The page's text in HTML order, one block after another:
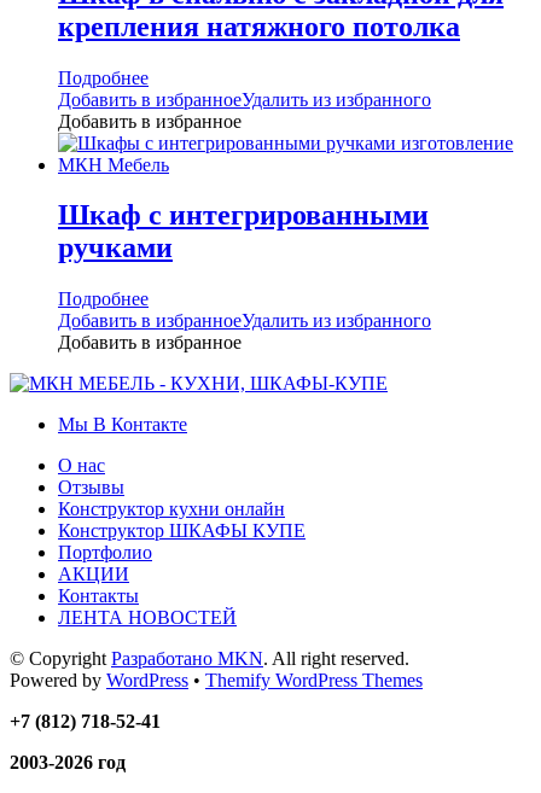
крепления натяжного потолка
Подробнее
Добавить в избранноеУдалить из избранного
Добавить в избранное
Шкаф с интегрированными
ручками
Подробнее
Добавить в избранноеУдалить из избранного
Добавить в избранное
Мы В Контакте
О нас
Отзывы
Конструктор кухни онлайн
Конструктор ШКАФЫ КУПЕ
Портфолио
АКЦИИ
Контакты
ЛЕНТА НОВОСТЕЙ
© Copyright Разработано MKN. All right reserved.
Powered by WordPress • Themify WordPress Themes
+7 (812) 718-52-41
2003-2026 год